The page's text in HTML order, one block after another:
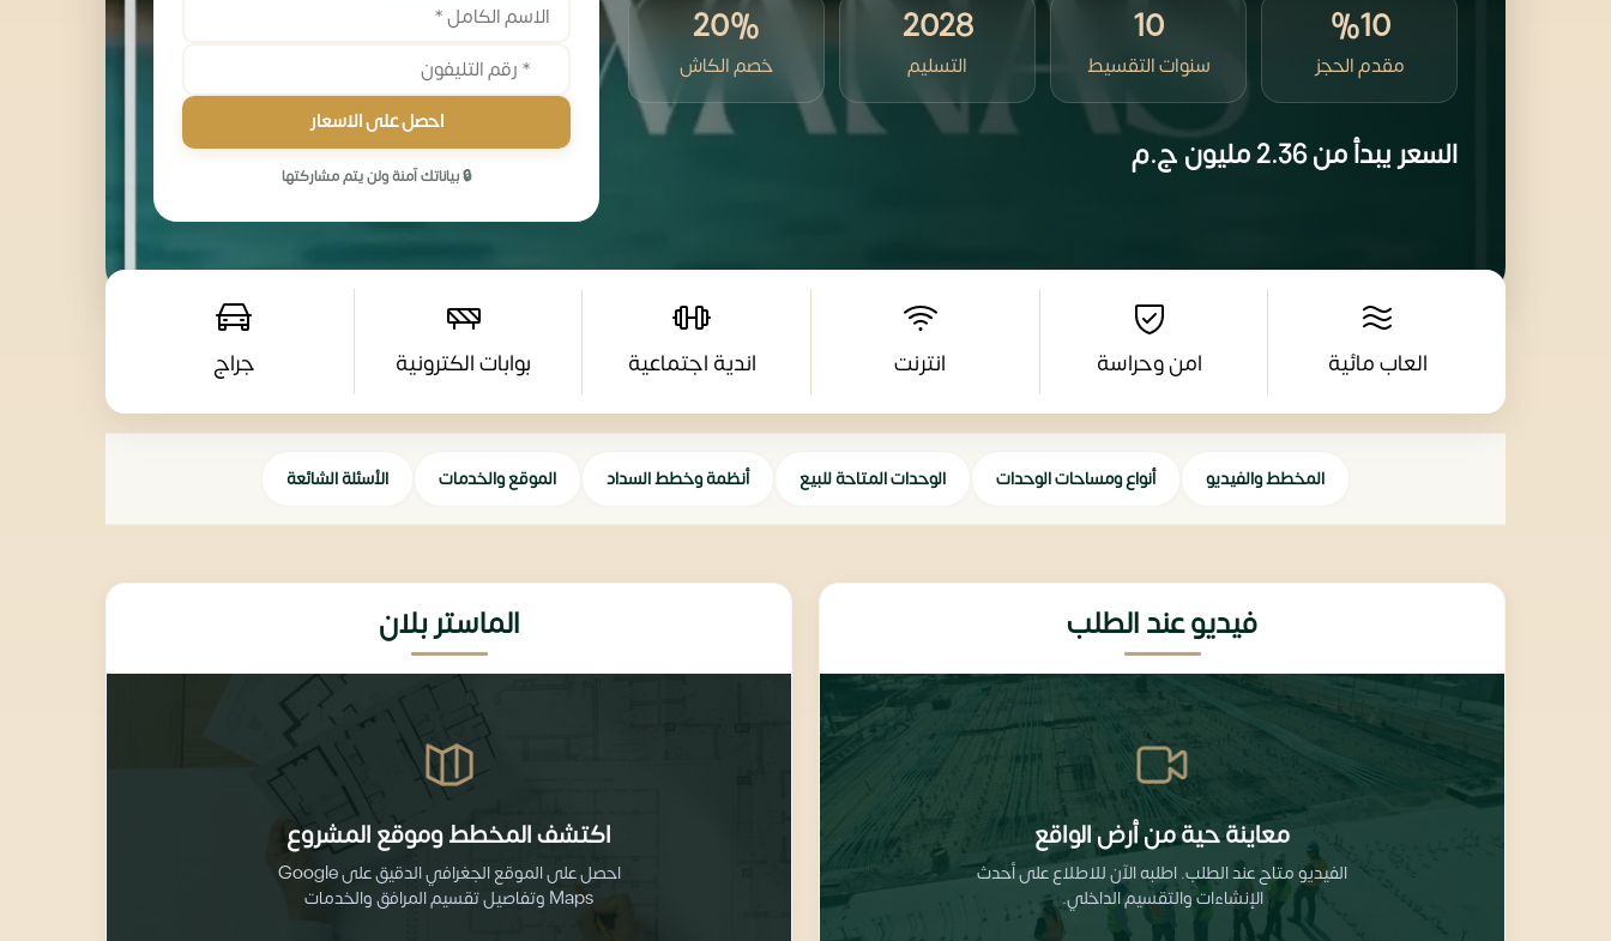
%10
مقدم الحجز
10
سنوات التقسيط
2028
التسليم
20%
خصم الكاش
السعر يبدأ من2.36 مليون ج.م
احصل على الاسعار
🔒 بياناتك آمنة ولن يتم مشاركتها
العاب مائية امن وحراسة انترنت اندية اجتماعية بوابات الكترونية جراج
المخطط والفيديو أنواع ومساحات الوحدات الوحدات المتاحة للبيع أنظمة وخطط السداد الموقع والخدمات الأسئلة الشائعة
فيديو عند الطلب
معاينة حية من أرض الواقع
الفيديو متاح عند الطلب. اطلبه الآن للاطلاع على أحدث
الإنشاءات والتقسيم الداخلي.
الماستر بلان
اكتشف المخطط وموقع المشروع
احصل على الموقع الجغرافي الدقيق على Google
Maps وتفاصيل تقسيم المرافق والخدمات